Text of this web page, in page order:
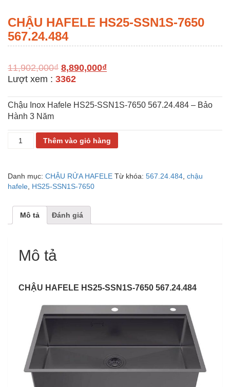
CHẬU HAFELE HS25-SSN1S-7650
567.24.484
11,902,000₫ 8,890,000₫
Lượt xem : 3362
Chậu Inox Hafele HS25-SSN1S-7650 567.24.484 – Bảo
Hành 3 Năm
CHẬU
7650
567.24.484
lượng
Thêm vào giỏ hàng
Danh mục: CHẬU RỬA HAFELE Từ khóa: 567.24.484 chậu
hafele HS25-SSN1S-7650
Mô tả Đánh giá
Mô tả
CHẬU HAFELE HS25-SSN1S-7650 567.24.484